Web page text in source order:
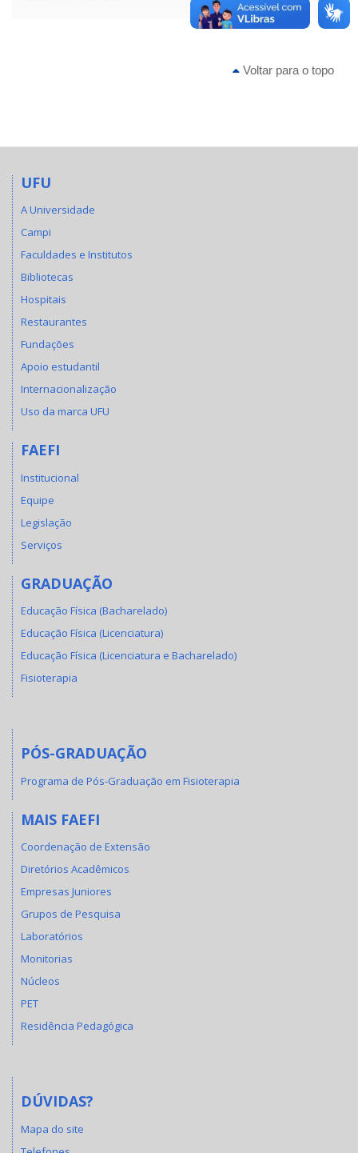
Voltar para o topo
UFU
A Universidade
Campi
Faculdades e Institutos
Bibliotecas
Hospitais
Restaurantes
Fundações
Apoio estudantil
Internacionalização
Uso da marca UFU
FAEFI
Institucional
Equipe
Legislação
Serviços
GRADUAÇÃO
Educação Física (Bacharelado)
Educação Física (Licenciatura)
Educação Física (Licenciatura e Bacharelado)
Fisioterapia
PÓS-GRADUAÇÃO
Programa de Pós-Graduação em Fisioterapia
MAIS FAEFI
Coordenação de Extensão
Diretórios Acadêmicos
Empresas Juniores
Grupos de Pesquisa
Laboratórios
Monitorias
Núcleos
PET
Residência Pedagógica
DÚVIDAS?
Mapa do site